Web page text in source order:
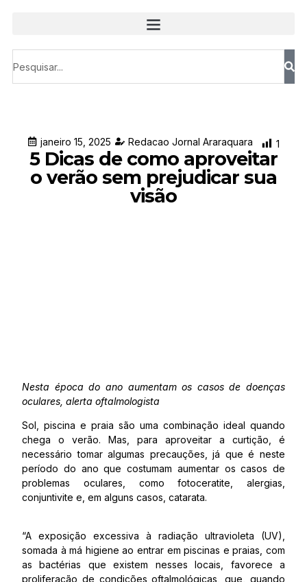
janeiro 15, 2025 Redacao Jornal Araraquara 1
5 Dicas de como aproveitar
o verão sem prejudicar sua
visão
Nesta época do ano aumentam os casos de doenças
oculares, alerta oftalmologista
Sol, piscina e praia são uma combinação ideal quando
chega o verão. Mas, para aproveitar a curtição, é
necessário tomar algumas precauções, já que é neste
período do ano que costumam aumentar os casos de
problemas oculares, como fotoceratite, alergias,
conjuntivite e, em alguns casos, catarata.
“A exposição excessiva à radiação ultravioleta (UV),
somada à má higiene ao entrar em piscinas e praias, com
as bactérias que existem nesses locais, favorece a
proliferação de condições oftalmológicas, que, quando